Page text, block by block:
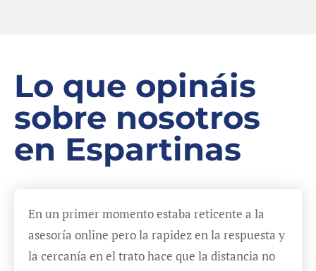
Lo que opináis
sobre nosotros
en Espartinas
En un primer momento estaba reticente a la
asesoría online pero la rapidez en la respuesta y
la cercanía en el trato hace que la distancia no